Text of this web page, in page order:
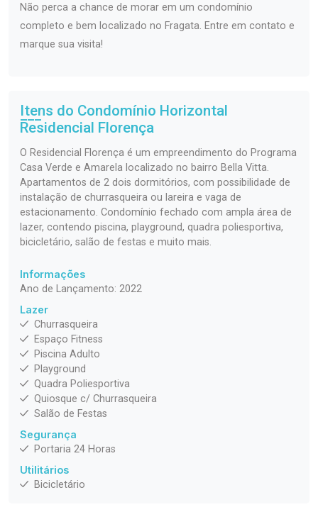
Não perca a chance de morar em um condomínio
completo e bem localizado no Fragata. Entre em contato e
marque sua visita!
Itens do Condomínio Horizontal
Residencial Florença
O Residencial Florença é um empreendimento do Programa
Casa Verde e Amarela localizado no bairro Bella Vitta.
Apartamentos de 2 dois dormitórios, com possibilidade de
instalação de churrasqueira ou lareira e vaga de
estacionamento. Condomínio fechado com ampla área de
lazer, contendo piscina, playground, quadra poliesportiva,
bicicletário, salão de festas e muito mais.
Informações
Ano de Lançamento: 2022
Lazer
Churrasqueira
Espaço Fitness
Piscina Adulto
Playground
Quadra Poliesportiva
Quiosque c/ Churrasqueira
Salão de Festas
Segurança
Portaria 24 Horas
Utilitários
Bicicletário